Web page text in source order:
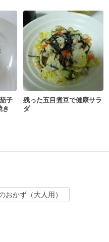
子
き
残った五目煮豆で健康サラ
ダ
おかず（大人用）